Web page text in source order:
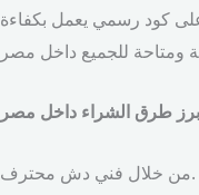
كود رسمي يعمل بكفاءة
من خلال فني دش محترف.